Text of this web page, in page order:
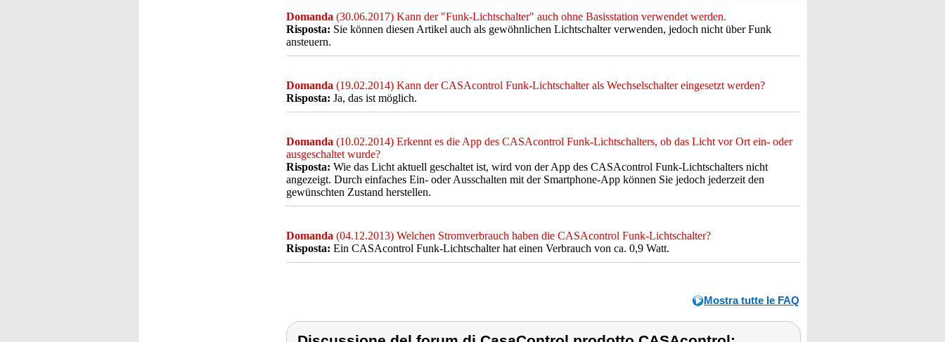
Domanda (30.06.2017) Kann der "Funk-Lichtschalter" auch ohne Basisstation verwendet werden.
Risposta: Sie können diesen Artikel auch als gewöhnlichen Lichtschalter verwenden, jedoch nicht über Funk
ansteuern.
Domanda (19.02.2014) Kann der CASAcontrol Funk-Lichtschalter als Wechselschalter eingesetzt werden?
Risposta: Ja, das ist möglich.
Domanda (10.02.2014) Erkennt es die App des CASAcontrol Funk-Lichtschalters, ob das Licht vor Ort ein- oder
ausgeschaltet wurde?
Risposta: Wie das Licht aktuell geschaltet ist, wird von der App des CASAcontrol Funk-Lichtschalters nicht
angezeigt. Durch einfaches Ein- oder Ausschalten mit der Smartphone-App können Sie jedoch jederzeit den
gewünschten Zustand herstellen.
Domanda (04.12.2013) Welchen Stromverbrauch haben die CASAcontrol Funk-Lichtschalter?
Risposta: Ein CASAcontrol Funk-Lichtschalter hat einen Verbrauch von ca. 0,9 Watt.
Mostra tutte le FAQ